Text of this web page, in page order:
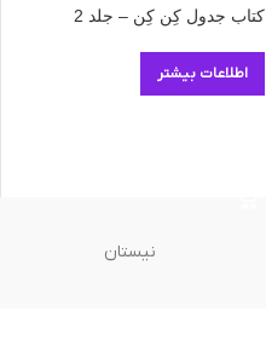
کتاب جدول کِن کِن – جلد 2
اطلاعات بیشتر
نیستان